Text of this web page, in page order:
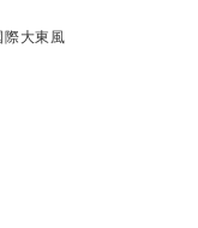
大東風